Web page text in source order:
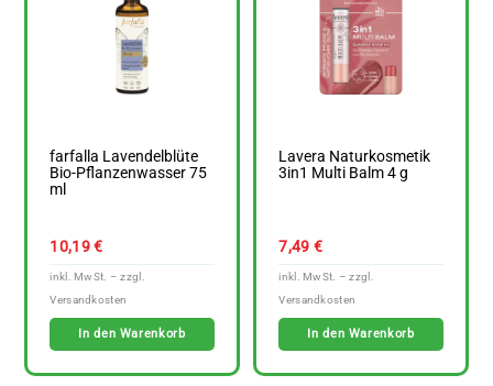
farfalla Lavendelblüte
Bio-Pflanzenwasser 75
ml
10,19€
In den Warenkorb
Lavera Naturkosmetik
3in1 Multi Balm 4 g
7,49 €
In den Warenkorb